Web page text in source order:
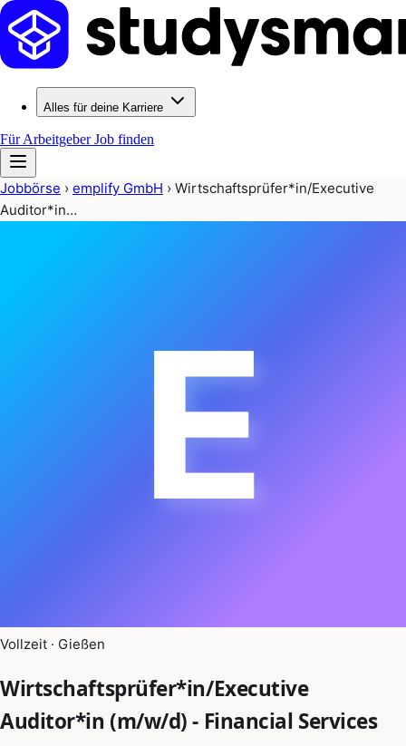
Alles für deine Karriere
Für ArbeitgeberJob finden
Jobbörse › emplify GmbH › Wirtschaftsprüfer*in/Executive
Auditor*in…
E
Vollzeit · Gießen
Wirtschaftsprüfer*in/Executive
Auditor*in (m/w/d) - Financial Services